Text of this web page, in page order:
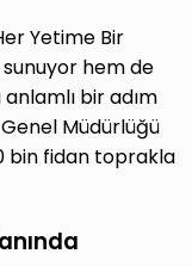
Yetime Bir
hem de
bir adım
Müdürlüğü
bin fidan toprakla